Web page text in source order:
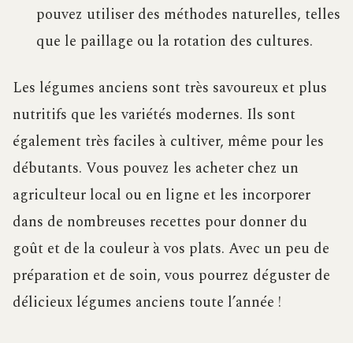
pouvez utiliser des méthodes naturelles, telles
que le paillage ou la rotation des cultures.
Les légumes anciens sont très savoureux et plus
nutritifs que les variétés modernes. Ils sont
également très faciles à cultiver, même pour les
débutants. Vous pouvez les acheter chez un
agriculteur local ou en ligne et les incorporer
dans de nombreuses recettes pour donner du
goût et de la couleur à vos plats. Avec un peu de
préparation et de soin, vous pourrez déguster de
délicieux légumes anciens toute l’année !